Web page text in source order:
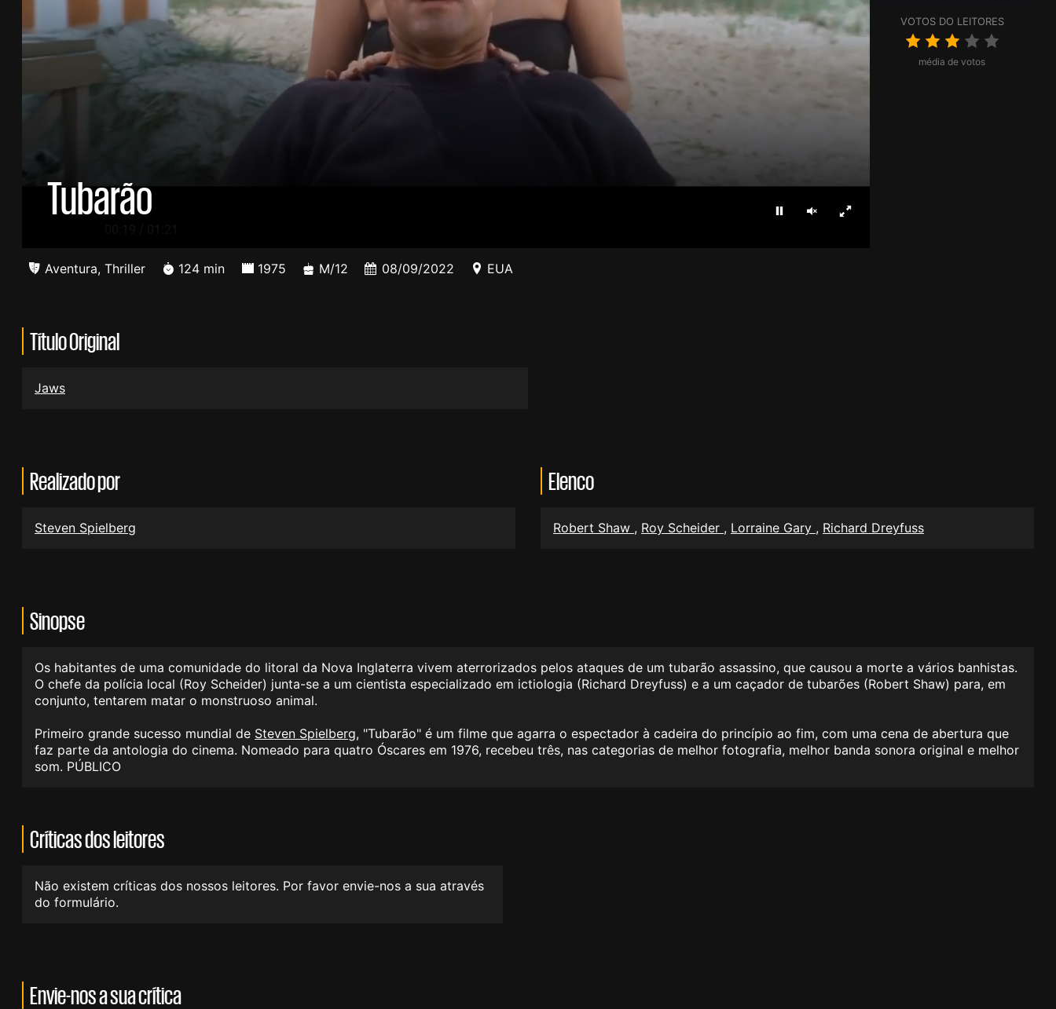
PararLigar somEcrã inteiro
Tubarão
VOTOS DO LEITORES
média de votos
Aventura, Thriller 124 min 1975 M/12 08/09/2022 EUA
Título Original
Jaws
Realizado por
Steven Spielberg
Elenco
Robert Shaw , Roy Scheider , Lorraine Gary , Richard Dreyfuss
Sinopse
Os habitantes de uma comunidade do litoral da Nova Inglaterra vivem aterrorizados pelos ataques de um tubarão assassino, que causou a morte a vários banhistas.
O chefe da polícia local (Roy Scheider) junta-se a um cientista especializado em ictiologia (Richard Dreyfuss) e a um caçador de tubarões (Robert Shaw) para, em
conjunto, tentarem matar o monstruoso animal.
Primeiro grande sucesso mundial de Steven Spielberg, "Tubarão" é um filme que agarra o espectador à cadeira do princípio ao fim, com uma cena de abertura que
faz parte da antologia do cinema. Nomeado para quatro Óscares em 1976, recebeu três, nas categorias de melhor fotografia, melhor banda sonora original e melhor
som. PÚBLICO
Críticas dos leitores
Não existem críticas dos nossos leitores. Por favor envie-nos a sua através
do formulário.
Envie-nos a sua crítica